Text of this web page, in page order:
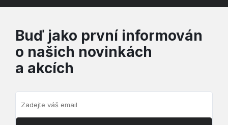
Buď jako první informován
o našich novinkách
a akcích